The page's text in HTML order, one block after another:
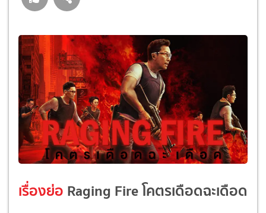
เรื่องย่อ Raging Fire โคตรเดือดฉะเดือด